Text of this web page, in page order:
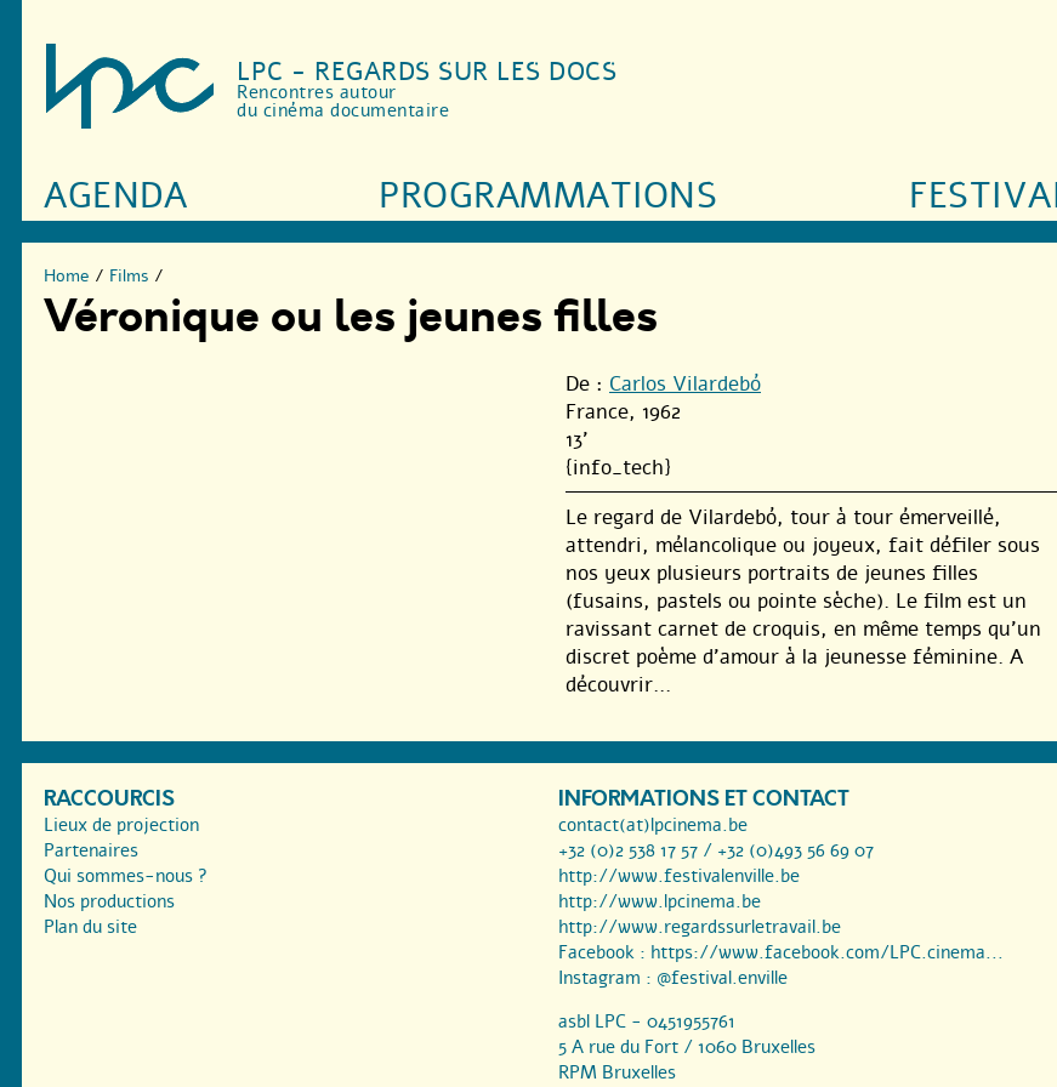
LPC - REGARDS SUR LES DOCS
Rencontres autour
du cinéma documentaire
AGENDA PROGRAMMATIONS
Home / Films /
Véronique ou les jeunes filles
De : Carlos Vilardebó
France, 1962
13'
{info_tech}
Le regard de Vilardebó, tour à tour émerveillé,
attendri, mélancolique ou joyeux, fait défiler sous
nos yeux plusieurs portraits de jeunes filles
(fusains, pastels ou pointe sèche). Le film est un
ravissant carnet de croquis, en même temps qu’un
discret poème d’amour à la jeunesse féminine. A
découvrir...
RACCOURCIS
Lieux de projection
Partenaires
Qui sommes-nous ?
Nos productions
Plan du site
INFORMATIONS ET CONTACT
contact(at)lpcinema.be
+32 (0)2 538 17 57 / +32 (0)493 56 69 07
http://www.festivalenville.be
http://www.lpcinema.be
http://www.regardssurletravail.be
Facebook : https://www.facebook.com/LPC.cinema...
Instagram : @festival.enville
asbl LPC - 0451955761
5 A rue du Fort / 1060 Bruxelles
RPM Bruxelles